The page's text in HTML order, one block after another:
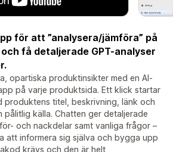
för att ”analysera/jämföra” på
få detaljerade GPT-analyser
opartiska produktinsikter med en AI-
på varje produktsida. Ett klick startar
produktens titel, beskrivning, länk och
pålitlig källa. Chatten ger detaljerade
och nackdelar samt vanliga frågor –
att informera sig själva och bygga upp
krävs och den är helt